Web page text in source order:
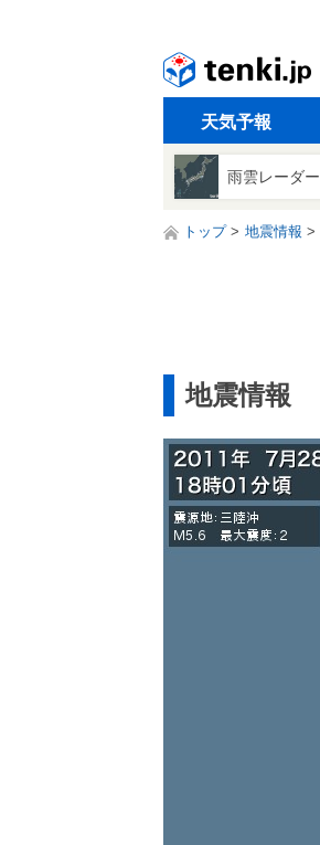
天気予報
雨雲レーダー
トップ 地震情報
地震情報